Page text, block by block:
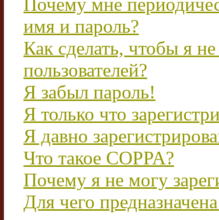
имя и пароль?
Как сделать, чтобы я
пользователей?
Я забыл пароль!
Я только что
Я давно
Что такое COPPA?
Почему я не могу
Для чего